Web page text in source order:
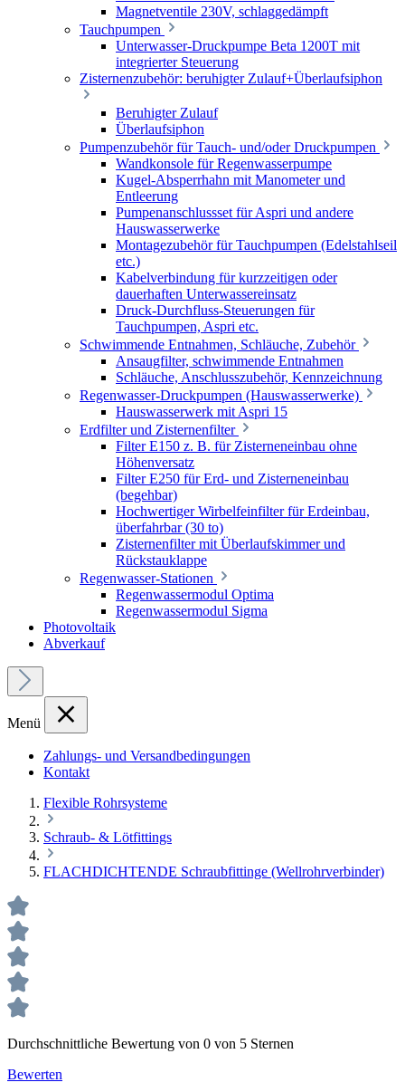
Magnetventile 230V, schlaggedämpft
Tauchpumpen
Unterwasser-Druckpumpe Beta 1200T mit
integrierter Steuerung
Zisternenzubehör: beruhigter Zulauf+Überlaufsiphon
Beruhigter Zulauf
Überlaufsiphon
Pumpenzubehör für Tauch- und/oder Druckpumpen
Wandkonsole für Regenwasserpumpe
Kugel-Absperrhahn mit Manometer und
Entleerung
Pumpenanschlussset für Aspri und andere
Hauswasserwerke
Montagezubehör für Tauchpumpen (Edelstahlseil
etc.)
Kabelverbindung für kurzzeitigen oder
dauerhaften Unterwassereinsatz
Druck-Durchfluss-Steuerungen für
Tauchpumpen, Aspri etc.
Schwimmende Entnahmen, Schläuche, Zubehör
Ansaugfilter, schwimmende Entnahmen
Schläuche, Anschlusszubehör, Kennzeichnung
Regenwasser-Druckpumpen (Hauswasserwerke)
Hauswasserwerk mit Aspri 15
Erdfilter und Zisternenfilter
Filter E150 z. B. für Zisterneneinbau ohne
Höhenversatz
Filter E250 für Erd- und Zisterneneinbau
(begehbar)
Hochwertiger Wirbelfeinfilter für Erdeinbau,
überfahrbar (30 to)
Zisternenfilter mit Überlaufskimmer und
Rückstauklappe
Regenwasser-Stationen
Regenwassermodul Optima
Regenwassermodul Sigma
Photovoltaik
Abverkauf
Menü
Zahlungs- und Versandbedingungen
Kontakt
Flexible Rohrsysteme
Schraub- & Lötfittings
FLACHDICHTENDE Schraubfittinge (Wellrohrverbinder)
Durchschnittliche Bewertung von 0 von 5 Sternen
Bewerten